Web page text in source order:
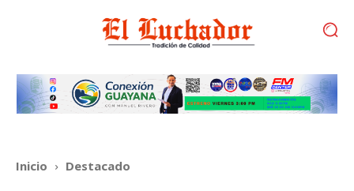
Inicio Destacado